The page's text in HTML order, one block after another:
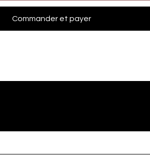
Commander et payer